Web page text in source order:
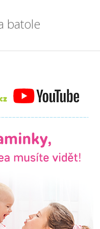
batole
u dětí
vývoj dítěte